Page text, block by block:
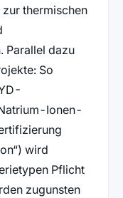
thermischen
Parallel dazu
So
Ionen-
wird
Pflicht
zugunsten